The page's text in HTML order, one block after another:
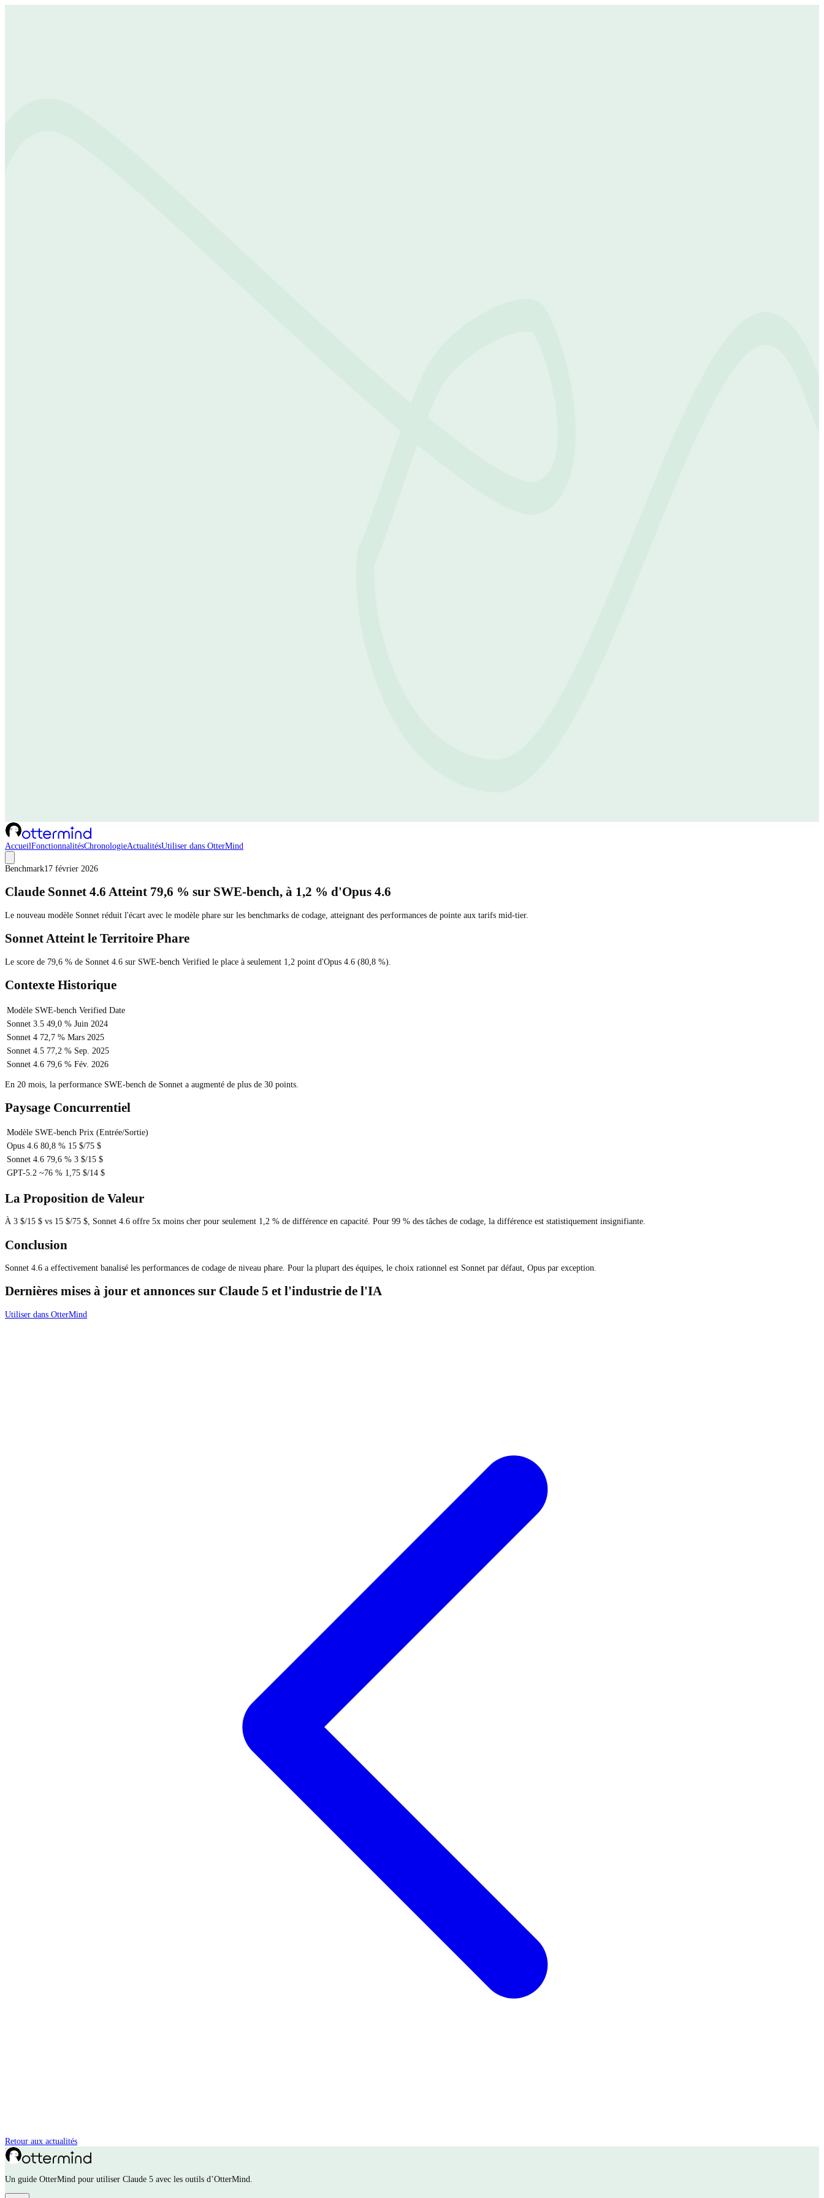
AccueilFonctionnalitésChronologieActualitésUtiliser dans OtterMind
Benchmark17 février 2026
Claude Sonnet 4.6 Atteint 79,6 % sur SWE-bench, à 1,2 % d'Opus 4.6
Le nouveau modèle Sonnet réduit l'écart avec le modèle phare sur les benchmarks de codage, atteignant des performances de pointe aux tarifs mid-tier.
Sonnet Atteint le Territoire Phare
Le score de 79,6 % de Sonnet 4.6 sur SWE-bench Verified le place à seulement 1,2 point d'Opus 4.6 (80,8 %).
Contexte Historique
Modèle SWE-bench Verified Date
Sonnet 3.5 49,0 % Juin 2024
Sonnet 4 72,7 % Mars 2025
Sonnet 4.5 77,2 % Sep. 2025
Sonnet 4.6 79,6 % Fév. 2026
En 20 mois, la performance SWE-bench de Sonnet a augmenté de plus de 30 points.
Paysage Concurrentiel
Modèle SWE-bench Prix (Entrée/Sortie)
Opus 4.6 80,8 % 15 $/75 $
Sonnet 4.6 79,6 % 3 $/15 $
GPT-5.2 ~76 % 1,75 $/14 $
La Proposition de Valeur
À 3 $/15 $ vs 15 $/75 $, Sonnet 4.6 offre 5x moins cher pour seulement 1,2 % de différence en capacité. Pour 99 % des tâches de codage, la différence est statistiquement insignifiante.
Conclusion
Sonnet 4.6 a effectivement banalisé les performances de codage de niveau phare. Pour la plupart des équipes, le choix rationnel est Sonnet par défaut, Opus par exception.
Dernières mises à jour et annonces sur Claude 5 et l'industrie de l'IA
Utiliser dans OtterMind
Retour aux actualités
Un guide OtterMind pour utiliser Claude 5 avec les outils d’OtterMind.